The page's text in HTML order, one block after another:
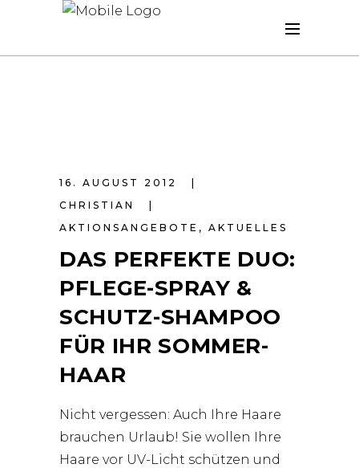
16. AUGUST 2012
CHRISTIAN
AKTIONSANGEBOTE , AKTUELLES
DAS PERFEKTE DUO:
PFLEGE-SPRAY &
SCHUTZ-SHAMPOO
FÜR IHR SOMMER-
HAAR
Nicht vergessen: Auch Ihre Haare
brauchen Urlaub! Sie wollen Ihre
Haare vor UV-Licht schützen und